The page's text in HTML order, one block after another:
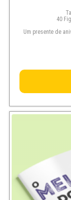
40
Um presente de